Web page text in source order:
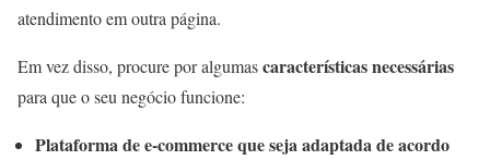
atendimento em outra página.
Em vez disso, procure por algumascaracterísticas necessárias
para que o seu negócio funcione:
Plataforma de e-commerce que seja adaptada de acordo